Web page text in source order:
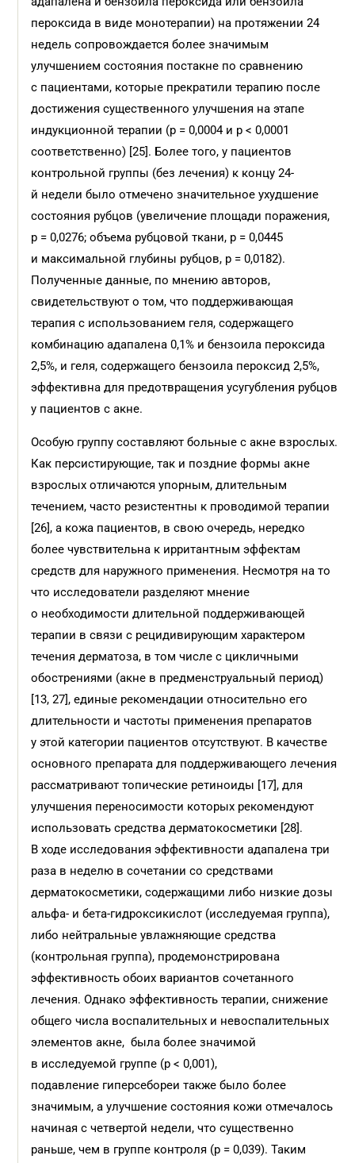
пероксида в виде монотерапии) на протяжении 24
недель сопровождается более значимым
улучшением состояния постакне по сравнению
с пациентами, которые прекратили терапию после
достижения существенного улучшения на этапе
индукционной терапии (p = 0,0004 и p < 0,0001
соответственно) [25]. Более того, у пациентов
контрольной группы (без лечения) к концу 24-
й недели было отмечено значительное ухудшение
состояния рубцов (увеличение площади поражения,
p = 0,0276; объема рубцовой ткани, p = 0,0445
и максимальной глубины рубцов, p = 0,0182).
Полученные данные, по мнению авторов,
свидетельствуют о том, что поддерживающая
терапия с использованием геля, содержащего
комбинацию адапалена 0,1% и бензоила пероксида
2,5%, и геля, содержащего бензоила пероксид 2,5%,
эффективна для предотвращения усугубления рубцов
у пациентов с акне.
Особую группу составляют больные с акне взрослых.
Как персистирующие, так и поздние формы акне
взрослых отличаются упорным, длительным
течением, часто резистентны к проводимой терапии
[26], а кожа пациентов, в свою очередь, нередко
более чувствительна к ирритантным эффектам
средств для наружного применения. Несмотря на то
что исследователи разделяют мнение
о необходимости длительной поддерживающей
терапии в связи с рецидивирующим характером
течения дерматоза, в том числе с цикличными
обострениями (акне в предменструальный период)
[13, 27], единые рекомендации относительно его
длительности и частоты применения препаратов
у этой категории пациентов отсутствуют. В качестве
основного препарата для поддерживающего лечения
рассматривают топические ретиноиды [17], для
улучшения переносимости которых рекомендуют
использовать средства дерматокосметики [28].
В ходе исследования эффективности адапалена три
раза в неделю в сочетании со средствами
дерматокосметики, содержащими либо низкие дозы
альфа- и бета-гидроксикислот (исследуемая группа),
либо нейтральные увлажняющие средства
(контрольная группа), продемонстрирована
эффективность обоих вариантов сочетанного
лечения. Однако эффективность терапии, снижение
общего числа воспалительных и невоспалительных
элементов акне, была более значимой
в исследуемой группе (p < 0,001),
подавление гиперсебореи также было более
значимым, а улучшение состояния кожи отмечалось
начиная с четвертой недели, что существенно
раньше, чем в группе контроля (p = 0,039). Таким